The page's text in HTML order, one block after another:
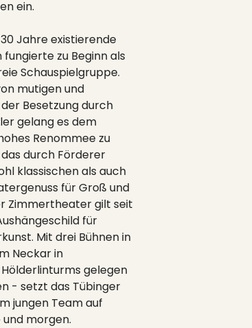
ein.
Jahre existierende
zu Beginn als
Schauspielgruppe.
mutigen und
Besetzung durch
gelang es dem
Renommee zu
durch Förderer
klassischen als auch
für Groß und
Zimmertheater gilt seit
für
Mit drei Bühnen in
Neckar in
gelegen
- setzt das Tübinger
jungen Team auf
morgen.